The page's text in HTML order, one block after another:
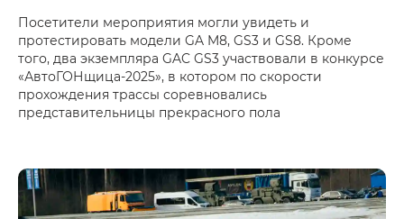
Посетители мероприятия могли увидеть и
протестировать модели GA M8, GS3 и GS8. Кроме
того, два экземпляра GAC GS3 участвовали в конкурсе
«АвтоГОНщица-2025», в котором по скорости
прохождения трассы соревновались
представительницы прекрасного пола